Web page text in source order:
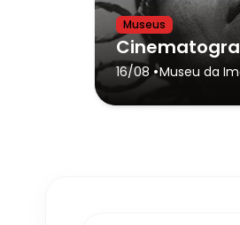
Museus
16/08 •Museu da
São Paulo